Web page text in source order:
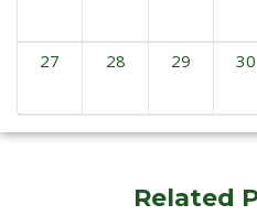
27 28 29 30
Related